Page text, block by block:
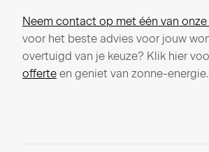
Neem contact op met één van
voor het beste advies voor jouw
overtuigd van je keuze? Klik hier
offerte en geniet van zonne-energie.